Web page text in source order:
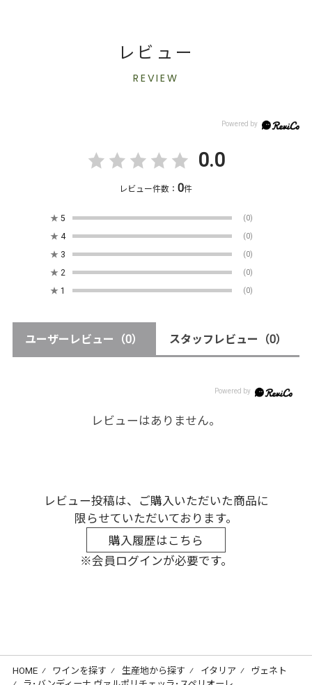
レビュー
REVIEW
0.0
レビュー件数：0件
★ 5 (0)
★ 4 (0)
★ 3 (0)
★ 2 (0)
★ 1 (0)
ユーザーレビュー （0） スタッフレビュー （0）
レビューはありません。
レビュー投稿は、ご購入いただいた商品に
限らせていただいております。
購入履歴はこちら
※会員ログインが必要です。
HOME ⁄ ワインを探す ⁄ 生産地から探す ⁄ イタリア ⁄ ヴェネト